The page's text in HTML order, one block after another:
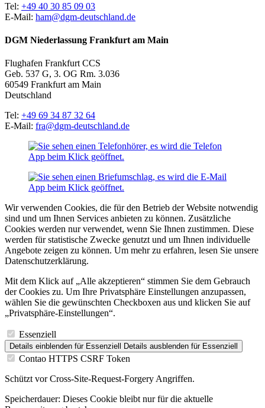
Tel: +49 40 30 85 09 03
E-Mail: ham@dgm-deutschland.de
DGM Niederlassung Frankfurt am Main
Flughafen Frankfurt CCS
Geb. 537 G, 3. OG Rm. 3.036
60549 Frankfurt am Main
Deutschland
Tel: +49 69 34 87 32 64
E-Mail: fra@dgm-deutschland.de
Wir verwenden Cookies, die für den Betrieb der Website notwendig
sind und um Ihnen Services anbieten zu können. Zusätzliche
Cookies werden nur verwendet, wenn Sie Ihnen zustimmen. Diese
werden für statistische Zwecke genutzt und um Ihnen individuelle
Angebote zeigen zu können. Um mehr zu erfahren, lesen Sie unsere
Datenschutzerklärung.
Mit dem Klick auf „Alle akzeptieren“ stimmen Sie dem Gebrauch
der Cookies zu. Um Ihre Privatsphäre Einstellungen anzupassen,
wählen Sie die gewünschten Checkboxen aus und klicken Sie auf
„Privatsphäre-Einstellungen“.
Essenziell
Details einblenden für Essenziell Details ausblenden für Essenziell
Contao HTTPS CSRF Token
Schützt vor Cross-Site-Request-Forgery Angriffen.
Speicherdauer: Dieses Cookie bleibt nur für die aktuelle